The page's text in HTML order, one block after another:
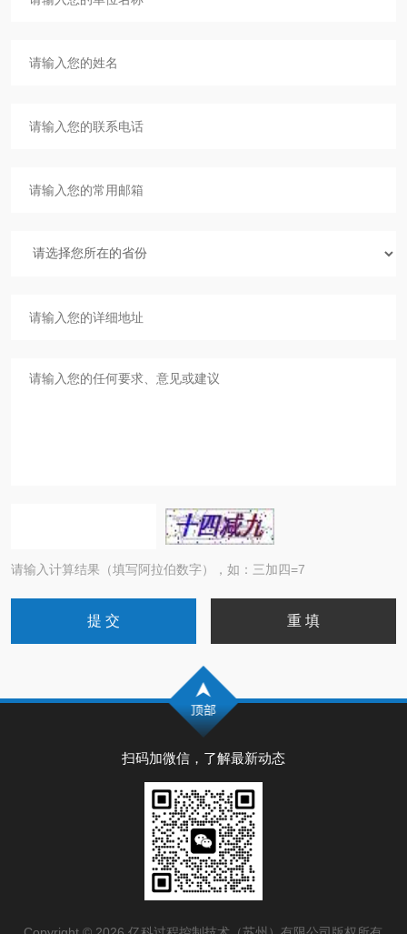
请输入计算结果（填写阿拉伯数字），如：三加四=7
扫码加微信，了解最新动态